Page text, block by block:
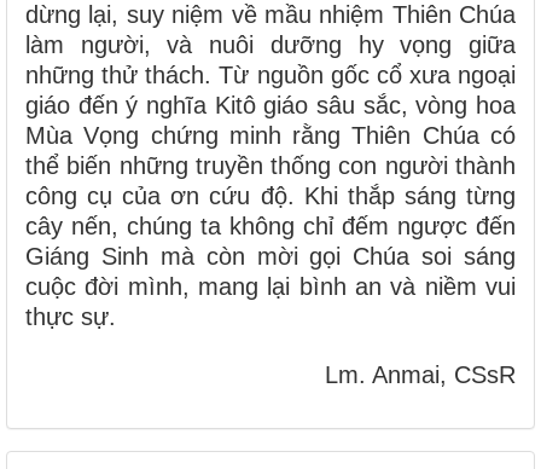
dừng lại, suy niệm về mầu nhiệm Thiên Chúa
làm người, và nuôi dưỡng hy vọng giữa
những thử thách. Từ nguồn gốc cổ xưa ngoại
giáo đến ý nghĩa Kitô giáo sâu sắc, vòng hoa
Mùa Vọng chứng minh rằng Thiên Chúa có
thể biến những truyền thống con người thành
công cụ của ơn cứu độ. Khi thắp sáng từng
cây nến, chúng ta không chỉ đếm ngược đến
Giáng Sinh mà còn mời gọi Chúa soi sáng
cuộc đời mình, mang lại bình an và niềm vui
thực sự.
Lm. Anmai, CSsR